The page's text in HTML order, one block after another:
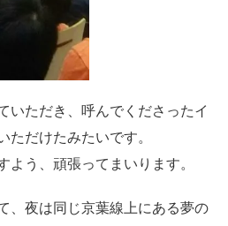
いただき、呼んでくださったイ
ただけたみたいです。
よう、頑張ってまいります。
、夜は同じ京葉線上にある夢の